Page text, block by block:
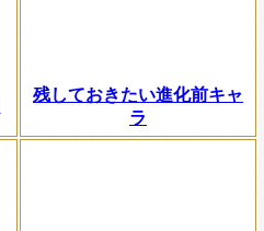
残しておきたい進化前キャ
ラ